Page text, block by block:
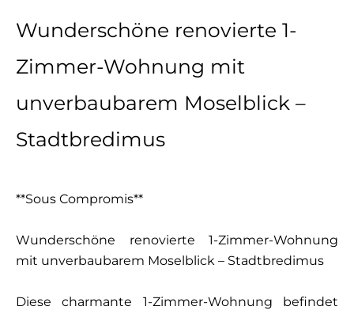
Wunderschöne renovierte 1-
Zimmer-Wohnung mit
unverbaubarem Moselblick –
Stadtbredimus
**Sous Compromis**
Wunderschöne renovierte 1-Zimmer-Wohnung
mit unverbaubarem Moselblick – Stadtbredimus
Diese charmante 1-Zimmer-Wohnung befindet